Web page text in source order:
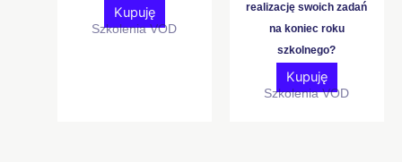
Kupuję
Szkolenia VOD
realizację swoich zadań
na koniec roku
szkolnego?
Kupuję
Szkolenia VOD